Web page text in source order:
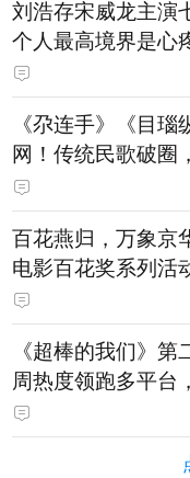
刘浩存宋威龙主演
个人最高境界是心
《尕连手》《目
网！传统民歌破圈
头”
百花燕归，万象京
电影百花奖系列活
《超棒的我们》
周热度领跑多平台
持助推棒球文化出圈